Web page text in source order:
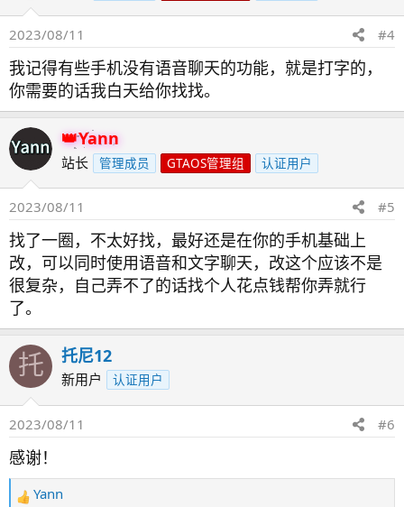
2023/08/11 #4
我记得有些手机没有语音聊天的功能，就是打字的，
你需要的话我白天给你找找。
Yann
站长 管理成员 GTAOS管理组 认证用户
2023/08/11 #5
找了一圈，不太好找，最好还是在你的手机基础上
改，可以同时使用语音和文字聊天，改这个应该不是
很复杂，自己弄不了的话找个人花点钱帮你弄就行
了。
托 托尼12
新用户 认证用户
2023/08/11 #6
感谢！
反 Yann